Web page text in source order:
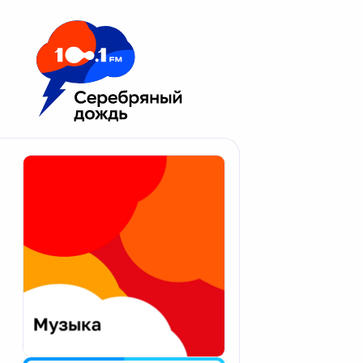
Москва 100.1 FM
Апатиты
Екатеринбург
Калининград
Калуга